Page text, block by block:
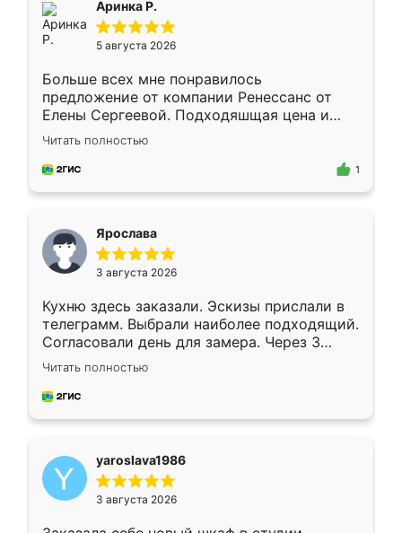
Аринка Р.
5 августа 2026
Больше всех мне понравилось
предложение от компании Ренессанс от
Елены Сергеевой. Подходяшщая цена и
короткие сроки изготовления. Приехавший
для замера сотрудник Владислав
предложил по моему эскизу самый
Читать полностью
1
Ярослава
3 августа 2026
Кухню здесь заказали. Эскизы прислали в
телеграмм. Выбрали наиболее подходящий.
Согласовали день для замера. Через 3
недели кухня была уже готова. Остались
довольны работой. Спасибо Ренессанс
мебель за качественную работу!
Читать полностью
yaroslava1986
3 августа 2026